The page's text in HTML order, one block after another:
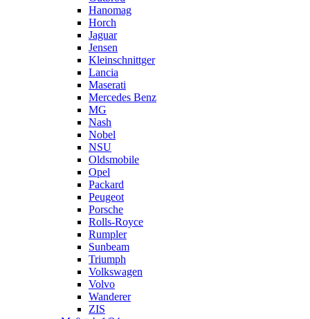
Hanomag
Horch
Jaguar
Jensen
Kleinschnittger
Lancia
Maserati
Mercedes Benz
MG
Nash
Nobel
NSU
Oldsmobile
Opel
Packard
Peugeot
Porsche
Rolls-Royce
Rumpler
Sunbeam
Triumph
Volkswagen
Volvo
Wanderer
ZIS